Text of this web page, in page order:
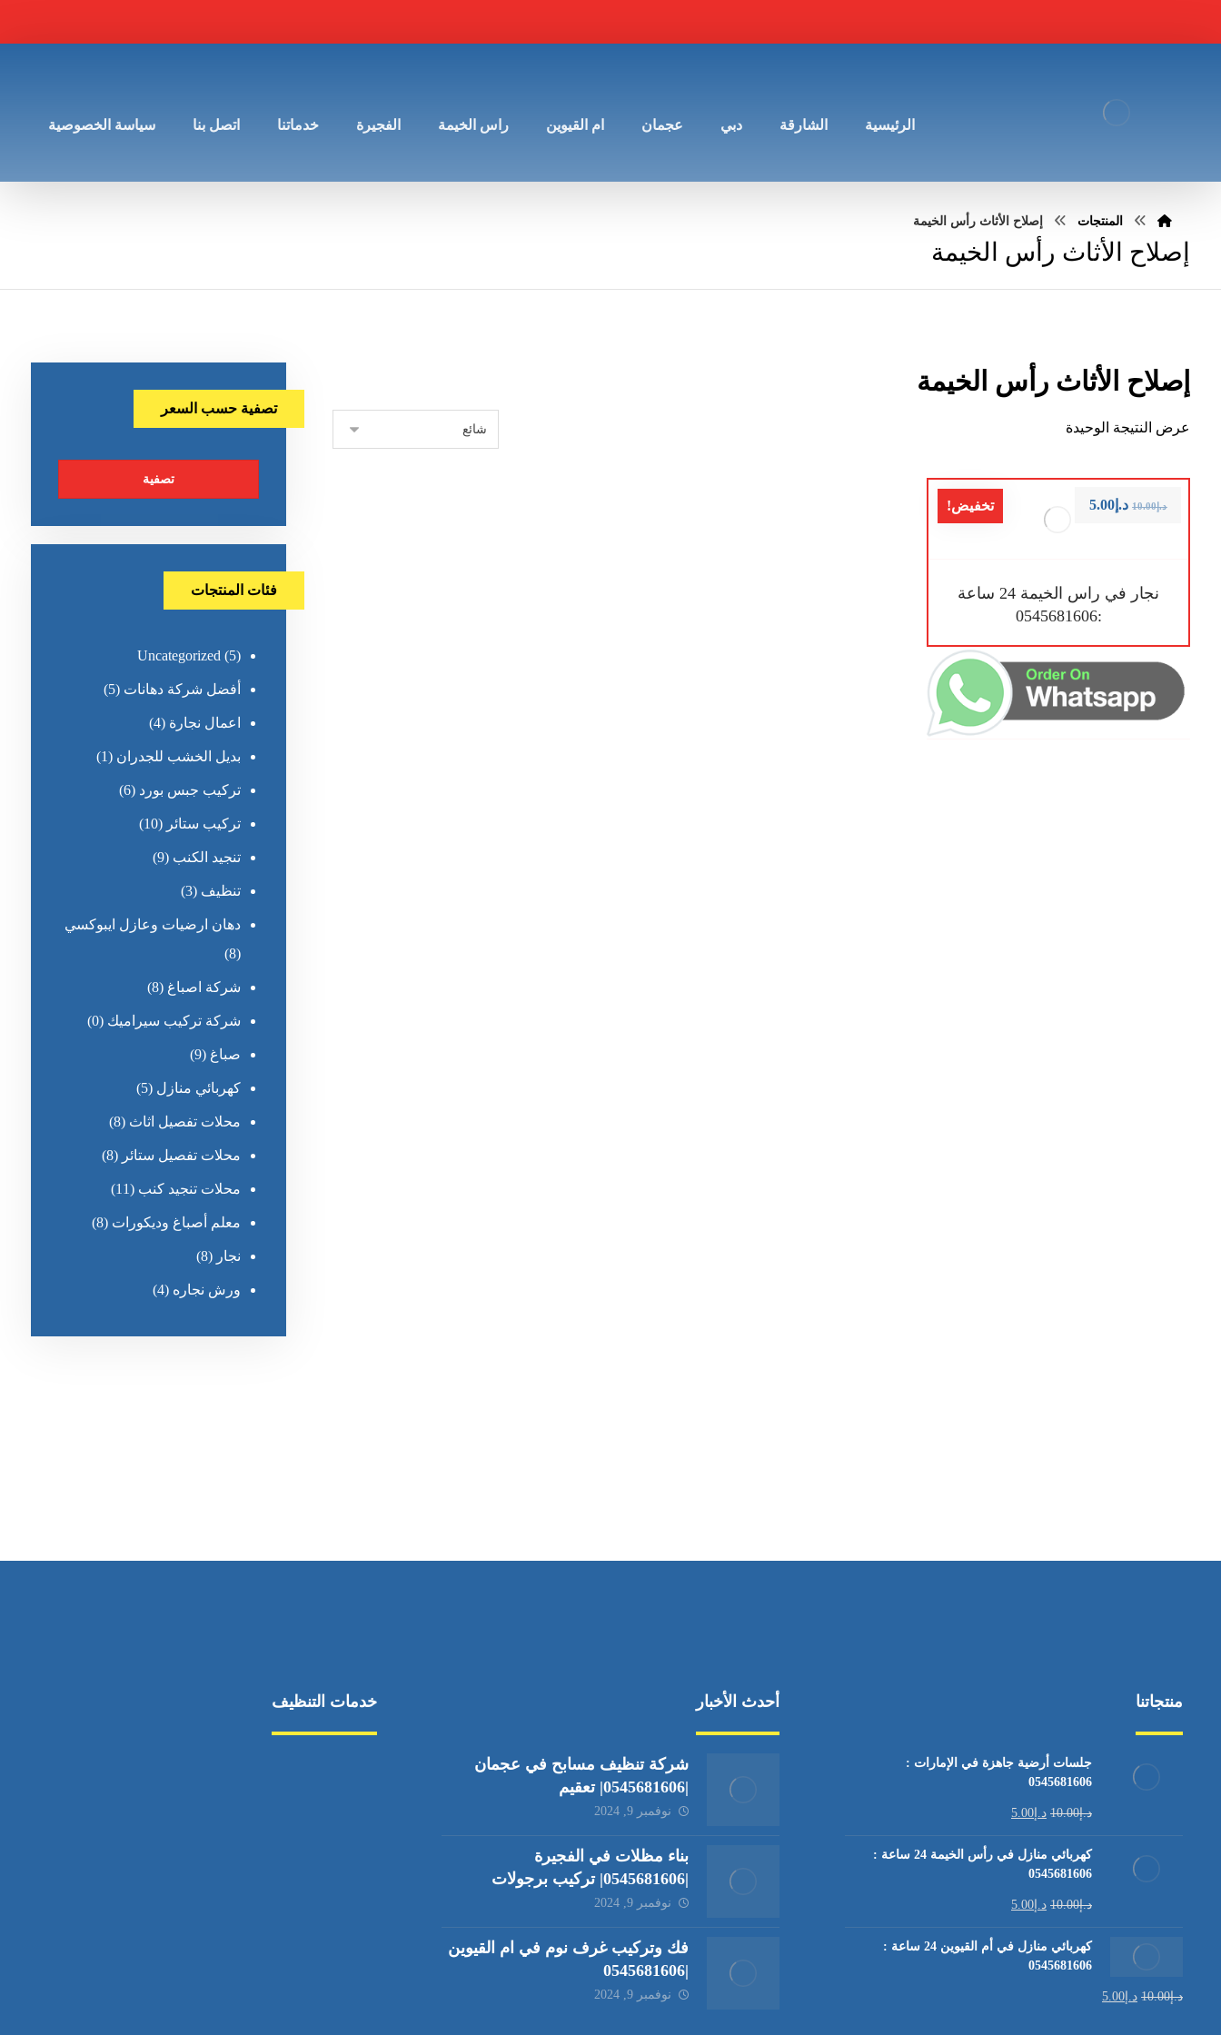
الرئيسية الشارقة دبي عجمان ام القيوين راس الخيمة الفجيرة خدماتنا اتصل بنا سياسة الخصوصية
المنتجات إصلاح الأثاث رأس الخيمة
إصلاح الأثاث رأس الخيمة
إصلاح الأثاث رأس الخيمة
عرض النتيجة الوحيدة
تخفيض!
نجار في راس الخيمة 24 ساعة
:0545681606
د.إ10.00 د.إ 5.00
تصفية حسب السعر
تصفية
فئات المنتجات
Uncategorized (5)
أفضل شركة دهانات (5)
اعمال نجارة (4)
بديل الخشب للجدران (1)
تركيب جبس بورد (6)
تركيب ستائر (10)
تنجيد الكنب (9)
تنظيف (3)
دهان ارضيات وعازل ايبوكسي
(8)
شركة اصباغ (8)
شركة تركيب سيراميك (0)
صباغ (9)
كهربائي منازل (5)
محلات تفصيل اثاث (8)
محلات تفصيل ستائر (8)
محلات تنجيد كنب (11)
معلم أصباغ وديكورات (8)
نجار (8)
ورش نجاره (4)
منتجاتنا
جلسات أرضية جاهزة في الإمارات :
0545681606
د.إ10.00 د.إ 5.00
كهربائي منازل في رأس الخيمة 24 ساعة :
0545681606
د.إ10.00 د.إ 5.00
كهربائي منازل في أم القيوين 24 ساعة :
0545681606
د.إ10.00 د.إ 5.00
أحدث الأخبار
شركة تنظيف مسابح في عجمان
|0545681606| تعقيم
نوفمبر 9, 2024
بناء مظلات في الفجيرة
|0545681606| تركيب برجولات
نوفمبر 9, 2024
فك وتركيب غرف نوم في ام القيوين
|0545681606
نوفمبر 9, 2024
خدمات التنظيف